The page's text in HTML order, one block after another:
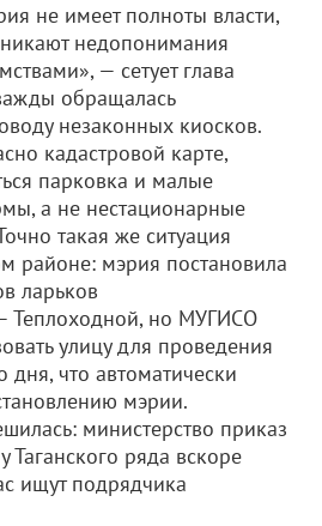
не имеет полноты власти,
недопонимания
— сетует глава
обращалась
незаконных киосков.
кадастровой карте,
парковка и малые
а не нестационарные
такая же ситуация
районе: мэрия постановила
ларьков
Теплоходной, но МУГИСО
улицу для проведения
что автоматически
мэрии.
министерство приказ
Таганского ряда вскоре
ищут подрядчика